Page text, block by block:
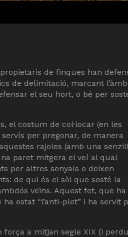
de finques han
de delimitació, marcant
el seu hort, o bé per
el costum de col·locar (en les
per pregonar, de manera
rajoles (amb una
paret mitgera el veí al qual
per altres senyals o deixen
de qui és el sòl que sosté la
veïns. Aquest fet, que ha
estat “l’anti-plet” i ha servit
a mitjan segle XIX (i